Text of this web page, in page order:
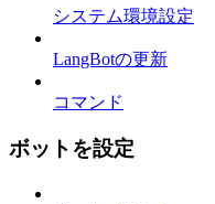
システム環境設定
LangBotの更新
コマンド
ボットを設定